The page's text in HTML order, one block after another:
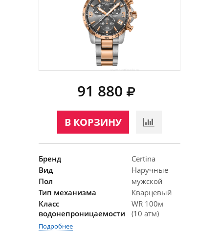
91 880
В КОРЗИНУ
Бренд
Certina
Вид
Наручные
Пол
мужской
Тип механизма
Кварцевый
Класс
водонепроницаемости
WR 100м
(10 атм)
Подробнее